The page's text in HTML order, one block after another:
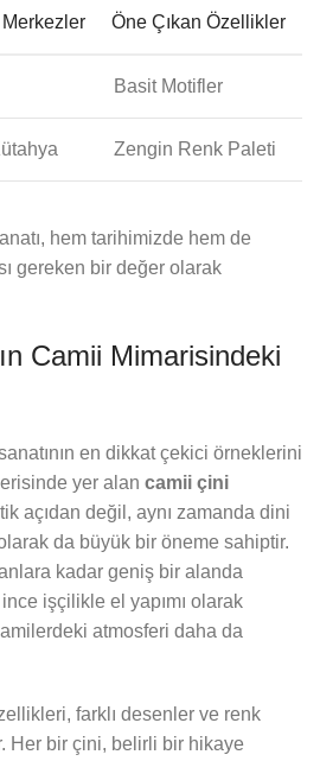
Öne Çıkan Özellikler
Basit Motifler
Zengin Renk Paleti
hem tarihimizde hem de
gereken bir değer olarak
Camii Mimarisindeki
en dikkat çekici örneklerini
yer alan camii çini
açıdan değil, aynı zamanda dini
da büyük bir öneme sahiptir.
kadar geniş bir alanda
işçilikle el yapımı olarak
atmosferi daha da
farklı desenler ve renk
Her bir çini, belirli bir hikaye